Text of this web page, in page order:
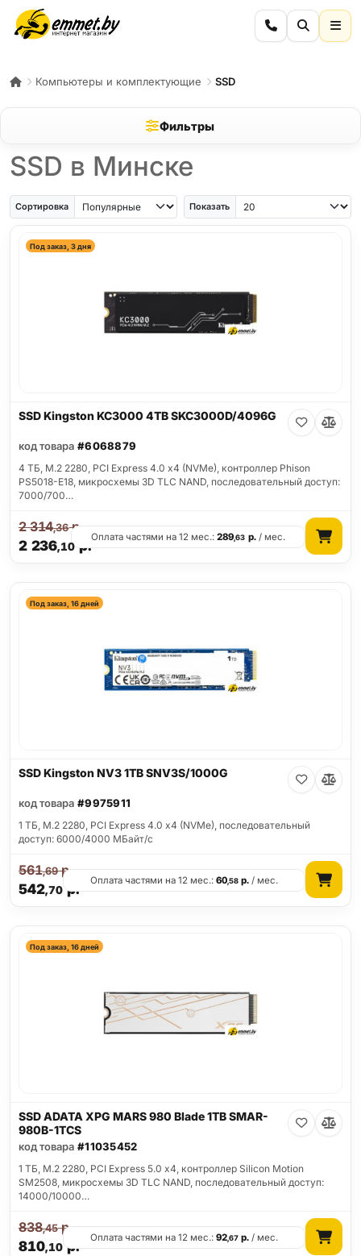
Компьютеры и комплектующие SSD
Фильтры
SSD в Минске
Сортировка Показать
Под заказ, 3 дня
SSD Kingston KC3000 4TB SKC3000D/4096G
код товара #6068879
4 ТБ, M.2 2280, PCI Express 4.0 x4 (NVMe), контроллер Phison
PS5018-E18, микросхемы 3D TLC NAND, последовательный доступ:
7000/700…
2 236,10 р.
2 314,36р.
Оплата частями на 12 мес.:289,63 р./ мес.
Под заказ, 16 дней
SSD Kingston NV3 1TB SNV3S/1000G
код товара #9975911
1 ТБ, M.2 2280, PCI Express 4.0 x4 (NVMe), последовательный
доступ: 6000/4000 МБайт/с
542,70р.
561,69р.
Оплата частями на 12 мес.:60,58 р. / мес.
Под заказ, 16 дней
SSD ADATA XPG MARS 980 Blade 1TB SMAR-
980B-1TCS
код товара #11035452
1 ТБ, M.2 2280, PCI Express 5.0 x4, контроллер Silicon Motion
SM2508, микросхемы 3D TLC NAND, последовательный доступ:
14000/10000…
810,10р.
838,45р.
Оплата частями на 12 мес.:92,67 р. / мес.